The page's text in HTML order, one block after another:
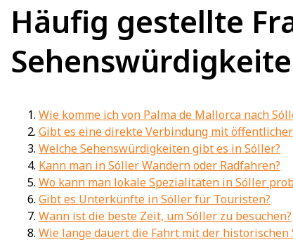
Häufig gestellte
Wie komme ich von Palma de Mallorca nach
Gibt es eine direkte Verbindung mit
Welche Sehenswürdigkeiten gibt es in Sóller?
Kann man in Sóller Wandern oder Radfahren?
Wo kann man lokale Spezialitäten in Sóller
Gibt es Unterkünfte in Sóller für Touristen?
Wann ist die beste Zeit, um Sóller zu besuchen?
Wie lange dauert die Fahrt mit der